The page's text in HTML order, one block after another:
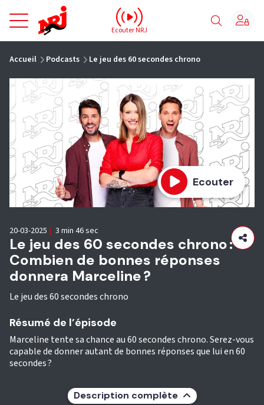
NRJ - Accueil
Ecouter NRJ
Accueil Podcasts Le jeu des 60 secondes chrono
Ecouter
Le jeu des 60 secondes chrono :
Combien de bonnes réponses
donnera Marceline ?
Le jeu des 60 secondes chrono
20-03-2025 | 3 min 46 sec
Résumé de l’épisode
Marceline tente sa chance au 60 secondes chrono. Serez-vous
capable de donner autant de bonnes réponses que lui en 60
secondes ?
Description complète